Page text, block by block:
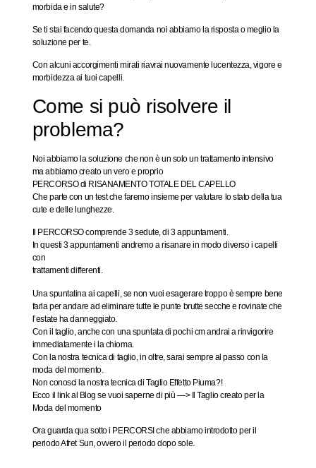
morbida e in salute?
Se ti stai facendo questa domanda noi abbiamo la risposta o meglio la
soluzione per te.
Con alcuni accorgimenti mirati riavrai nuovamente lucentezza, vigore e
morbidezza ai tuoi capelli.
Come si può risolvere il
problema?
Noi abbiamo la soluzione che non è un solo un trattamento intensivo
ma abbiamo creato un vero e proprio
PERCORSO di RISANAMENTO TOTALE DEL CAPELLO
Che parte con un test che faremo insieme per valutare lo stato della tua
cute e delle lunghezze.
Il PERCORSO comprende 3 sedute, di 3 appuntamenti.
In questi 3 appuntamenti andremo a risanare in modo diverso i capelli
con
trattamenti differenti.
Una spuntatina ai capelli, se non vuoi esagerare troppo è sempre bene
farla per andare ad eliminare tutte le punte brutte secche e rovinate che
l’estate ha danneggiato.
Con il taglio, anche con una spuntata di pochi cm andrai a rinvigorire
immediatamente i la chioma.
Con la nostra tecnica di taglio, in oltre, sarai sempre al passo con la
moda del momento.
Non conosci la nostra tecnica di Taglio Effetto Piuma?!
Ecco il link al Blog se vuoi saperne di più —> Il Taglio creato per la
Moda del momento
Ora guarda qua sotto i PERCORSI che abbiamo introdotto per il
periodo Afret Sun, ovvero il periodo dopo sole.